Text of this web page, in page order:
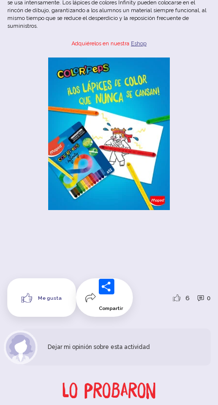
se usa intensamente. Los lápices de colores Infinity pueden colocarse en el
rincón de dibujo, garantizando a los alumnos un material siempre funcional, al
mismo tiempo que se reduce el desperdicio y la reposición frecuente de
suministros.
Adquiérelos en nuestra Eshop
Me gusta
Compartir
6 0
Dejar mi opinión sobre esta actividad
Lo probaron